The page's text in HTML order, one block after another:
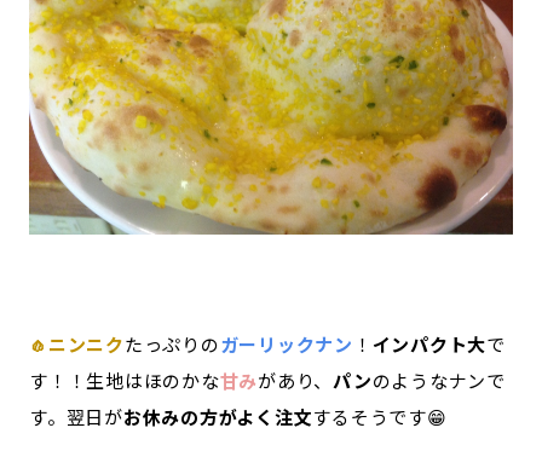
🧄ニンニクたっぷりのガーリックナン ！ インパクト大で
す！！生地はほのかな甘みがあり、 パンのようなナンで
す。翌日がお休みの方がよく注文するそうです😁